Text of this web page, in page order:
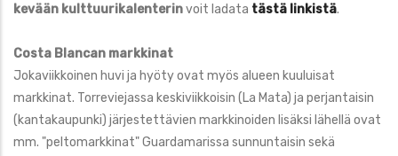
kevään kulttuurikalenterinvoit ladata tästä linkistä.
Costa Blancan markkinat
Jokaviikkoinen huvi ja hyöty ovat myös alueen kuuluisat
markkinat. Torreviejassa keskiviikkoisin (La Mata) ja perjantaisin
(kantakaupunki) järjestettävien markkinoiden lisäksi lähellä ovat
mm. "peltomarkkinat" Guardamarissa sunnuntaisin sekä